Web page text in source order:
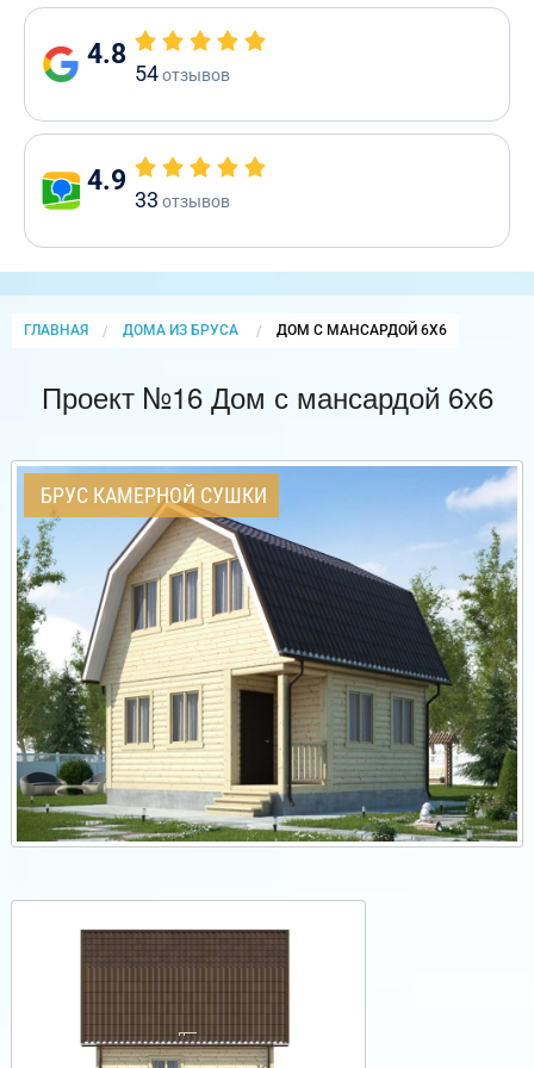
4.8
54отзывов
4.9
33 отзывов
ГЛАВНАЯ ДОМА ИЗ БРУСА CURRENT:
ДОМ С МАНСАРДОЙ 6Х6
Проект №16 Дом с мансардой 6х6
БРУС КАМЕРНОЙ СУШКИ